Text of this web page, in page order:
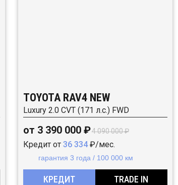
TOYOTA RAV4 NEW
Luxury 2.0 CVT (171 л.с.) FWD
от 3 390 000 ₽4 090 000 ₽
Кредит от 36 334₽/мес.
гарантия 3 года / 100 000 км
КРЕДИТ TRADE IN